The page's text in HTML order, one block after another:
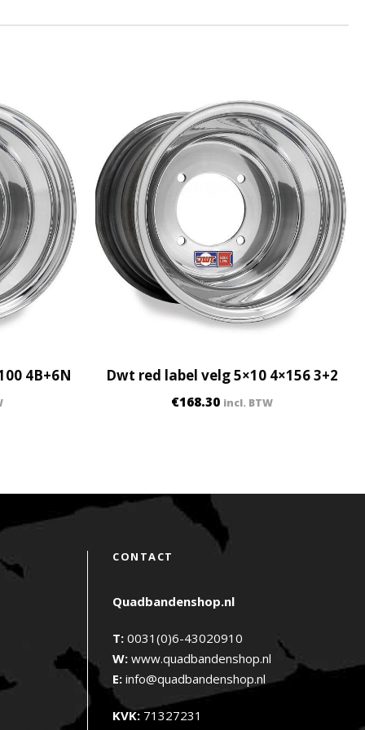
4B+6N Dwt red label velg 5×10 4×156 3+2
€168.30 incl. BTW
CONTACT
Quadbandenshop.nl
T: 0031(0)6-43020910
W: www.quadbandenshop.nl
E: info@quadbandenshop.nl
KVK: 71327231